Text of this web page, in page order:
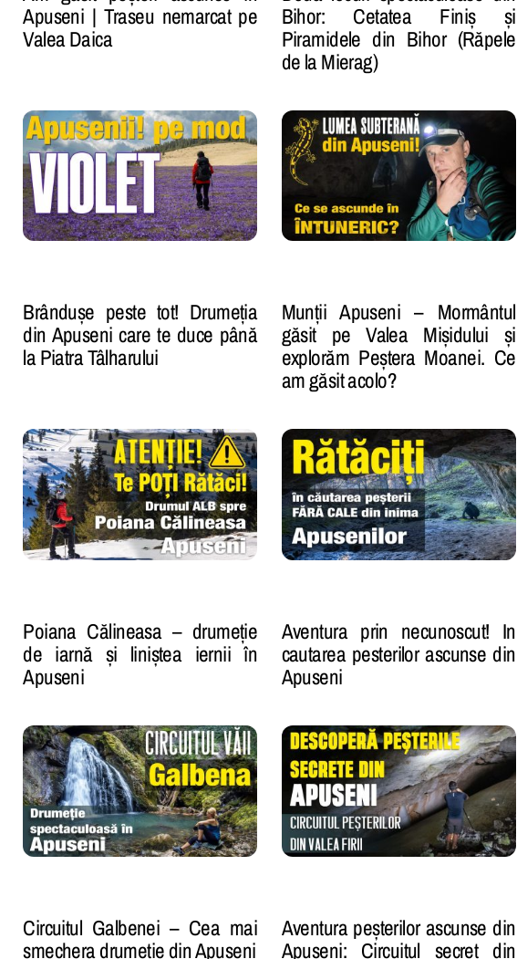
Apuseni | Traseu nemarcat pe
Valea Daica
Bihor: Cetatea Finiș și
Piramidele din Bihor (Răpele
de la Mierag)
Brândușe peste tot! Drumeția
din Apuseni care te duce până
la Piatra Tâlharului
Munții Apuseni – Mormântul
găsit pe Valea Mișidului și
explorăm Peștera Moanei. Ce
am găsit acolo?
Poiana Călineasa – drumeție
de iarnă și liniștea iernii în
Apuseni
Aventura prin necunoscut! In
cautarea pesterilor ascunse din
Apuseni
Circuitul Galbenei – Cea mai
smechera drumetie din Apuseni
Aventura peșterilor ascunse din
Apuseni: Circuitul secret din